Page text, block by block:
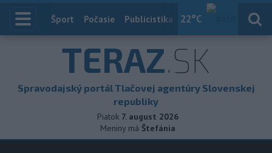
22°C
Index
Šport Počasie Publicistika Slovensko
TERAZ.SK
Spravodajský portál Tlačovej agentúry Slovenskej
republiky
Piatok 7. august 2026
Meniny má Štefánia